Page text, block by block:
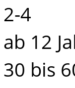
2-4
ab 12
30 bis